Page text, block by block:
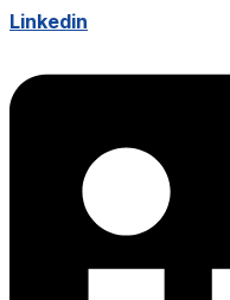
Linkedin